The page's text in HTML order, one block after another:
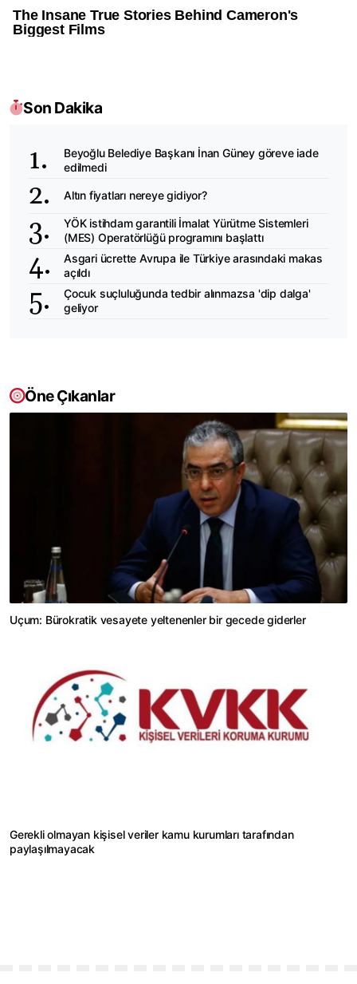
Son Dakika
Beyoğlu Belediye Başkanı İnan Güney göreve iade
edilmedi
Altın fiyatları nereye gidiyor?
YÖK istihdam garantili İmalat Yürütme Sistemleri
(MES) Operatörlüğü programını başlattı
Asgari ücrette Avrupa ile Türkiye arasındaki makas
açıldı
Çocuk suçluluğunda tedbir alınmazsa 'dip dalga'
geliyor
Öne Çıkanlar
Uçum: Bürokratik vesayete yeltenenler bir gecede giderler
Gerekli olmayan kişisel veriler kamu kurumları tarafından
paylaşılmayacak